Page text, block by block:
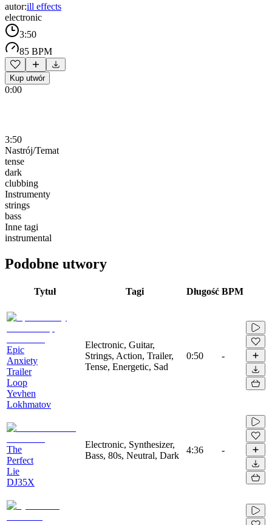
autor:ill effects
electronic
3:50
85 BPM
Kup utwór
0:00
3:50
Nastrój/Temat
tense
dark
clubbing
Instrumenty
strings
bass
Inne tagi
instrumental
Podobne utwory
Tytuł Tagi Długość BPM
Epic
Anxiety
Trailer
Loop
Yevhen
Lokhmatov
Electronic, Guitar,
Strings, Action, Trailer,
Tense, Energetic, Sad
0:50 -
The
Perfect
Lie
DJ35X
Electronic, Synthesizer,
Bass, 80s, Neutral, Dark
4:36 -